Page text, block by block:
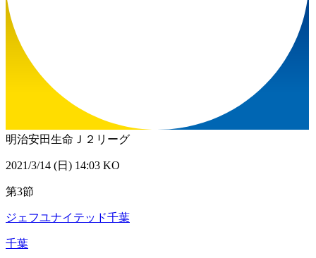
明治安田生命Ｊ２リーグ
2021/3/14 (日) 14:03 KO
第3節
ジェフユナイテッド千葉
千葉